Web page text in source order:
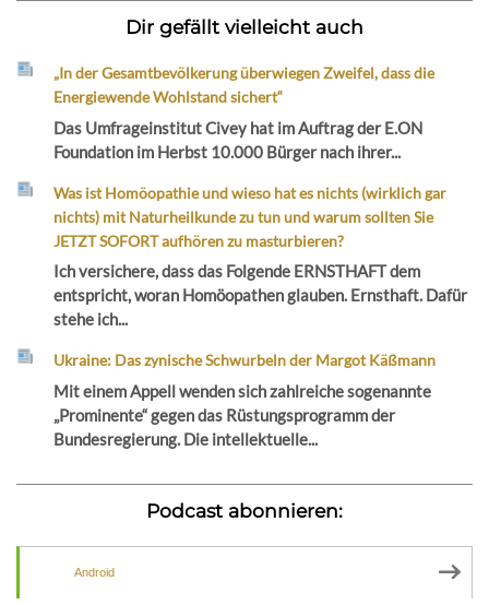
Dir gefällt vielleicht auch
„In der Gesamtbevölkerung überwiegen Zweifel, dass die
Energiewende Wohlstand sichert“
Das Umfrageinstitut Civey hat im Auftrag der E.ON
Foundation im Herbst 10.000 Bürger nach ihrer...
Was ist Homöopathie und wieso hat es nichts (wirklich gar
nichts) mit Naturheilkunde zu tun und warum sollten Sie
JETZT SOFORT aufhören zu masturbieren?
Ich versichere, dass das Folgende ERNSTHAFT dem
entspricht, woran Homöopathen glauben. Ernsthaft. Dafür
stehe ich...
Ukraine: Das zynische Schwurbeln der Margot Käßmann
Mit einem Appell wenden sich zahlreiche sogenannte
„Prominente“ gegen das Rüstungsprogramm der
Bundesregierung. Die intellektuelle...
Podcast abonnieren:
Android